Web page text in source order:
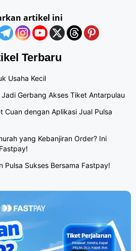
artikel ini
Terbaru
Usaha Kecil
Gerbang Akses Tiket Antarpulau
Cuan dengan Aplikasi Jual Pulsa
yang Kebanjiran Order? Ini
Pulsa Sukses Bersama Fastpay!